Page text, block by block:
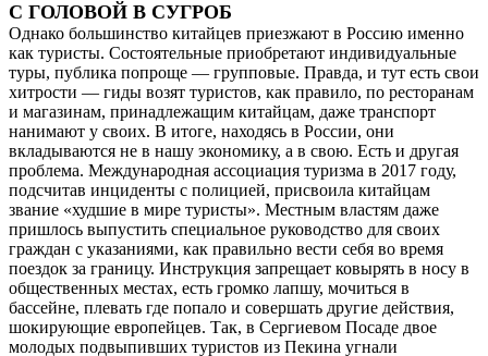
С ГОЛОВОЙ В СУГРОБ
Однако большинство китайцев приезжают в Россию именно
как туристы. Состоятельные приобретают индивидуальные
туры, публика попроще — групповые. Правда, и тут есть свои
хитрости — гиды возят туристов, как правило, по ресторанам
и магазинам, принадлежащим китайцам, даже транспорт
нанимают у своих. В итоге, находясь в России, они
вкладываются не в нашу экономику, а в свою. Есть и другая
проблема. Международная ассоциация туризма в 2017 году,
подсчитав инциденты с полицией, присвоила китайцам
звание «худшие в мире туристы». Местным властям даже
пришлось выпустить специальное руководство для своих
граждан с указаниями, как правильно вести себя во время
поездок за границу. Инструкция запрещает ковырять в носу в
общественных местах, есть громко лапшу, мочиться в
бассейне, плевать где попало и совершать другие действия,
шокирующие европейцев. Так, в Сергиевом Посаде двое
молодых подвыпивших туристов из Пекина угнали